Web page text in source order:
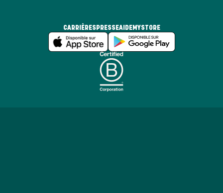
CARRIÈRESPRESSEAIDEMYSTORE